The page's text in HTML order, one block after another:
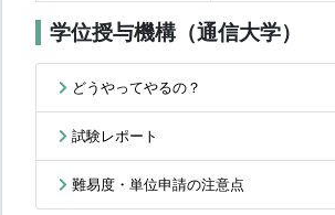
学位授与機構（通信大学）
どうやってやるの？
試験レポート
難易度・単位申請の注意点